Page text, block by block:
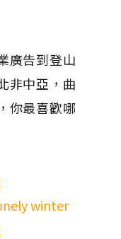
廣告到登山
非中亞，曲
你最喜歡哪
winter